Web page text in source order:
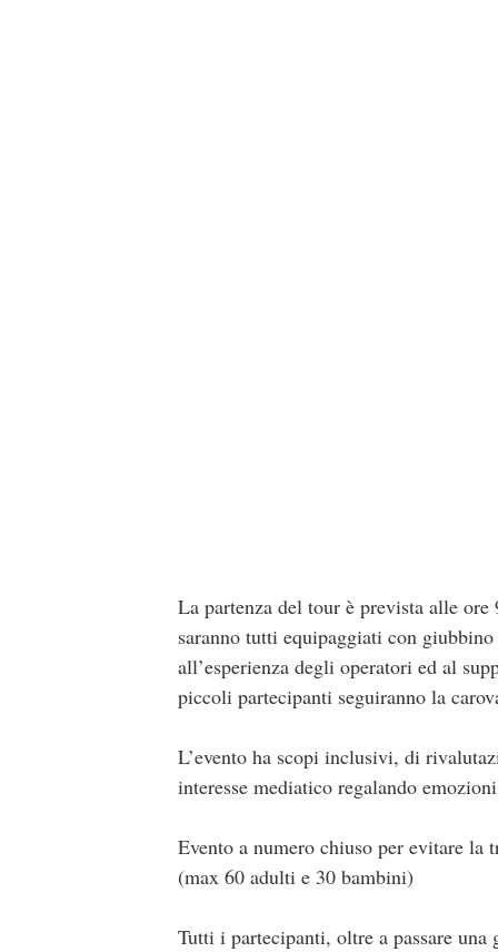
La partenza del tour è prevista alle
saranno tutti equipaggiati con
all’esperienza degli operatori ed al
piccoli partecipanti seguiranno la
L’evento ha scopi inclusivi, di
interesse mediatico regalando
Evento a numero chiuso per evitare la
(max 60 adulti e 30 bambini)
Tutti i partecipanti, oltre a passare